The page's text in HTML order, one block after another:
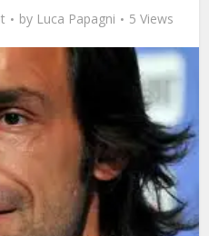
by Luca Papagni 5 Views